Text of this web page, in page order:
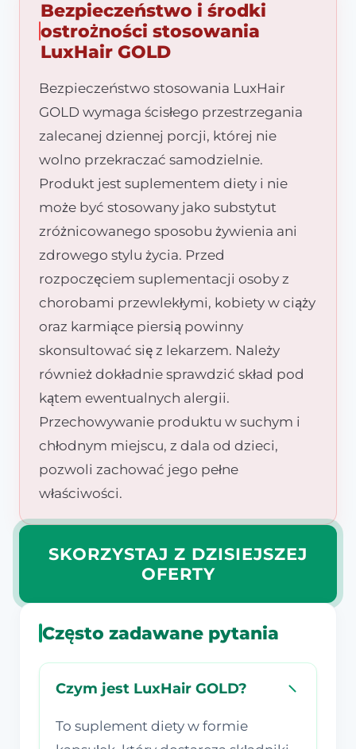
Bezpieczeństwo i środki
ostrożności stosowania
LuxHair GOLD
Bezpieczeństwo stosowania LuxHair
GOLD wymaga ścisłego przestrzegania
zalecanej dziennej porcji, której nie
wolno przekraczać samodzielnie.
Produkt jest suplementem diety i nie
może być stosowany jako substytut
zróżnicowanego sposobu żywienia ani
zdrowego stylu życia. Przed
rozpoczęciem suplementacji osoby z
chorobami przewlekłymi, kobiety w ciąży
oraz karmiące piersią powinny
skonsultować się z lekarzem. Należy
również dokładnie sprawdzić skład pod
kątem ewentualnych alergii.
Przechowywanie produktu w suchym i
chłodnym miejscu, z dala od dzieci,
pozwoli zachować jego pełne
właściwości.
SKORZYSTAJ Z DZISIEJSZEJ
OFERTY
Często zadawane pytania
Czym jest LuxHair GOLD?
To suplement diety w formie